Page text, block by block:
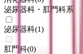
泌尿器科・肛門科系
泌尿器科(1)
肛門科(0)